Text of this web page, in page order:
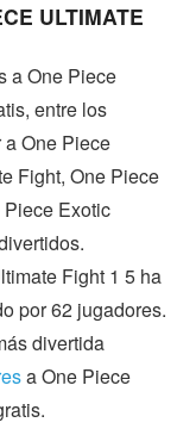
ULTIMATE
a One Piece
entre los
One Piece
Fight, One Piece
Piece Exotic
Fight 1 5 ha
por 62 jugadores.
divertida
a One Piece